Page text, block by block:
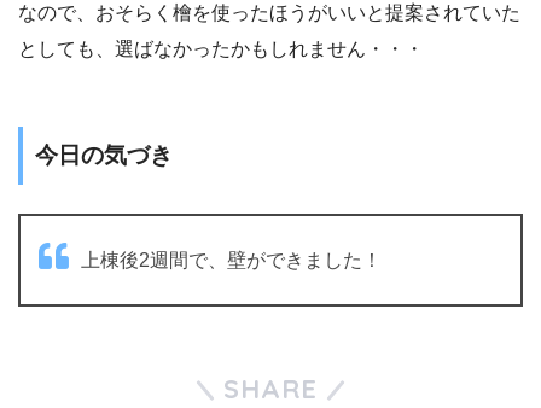
なので、おそらく檜を使ったほうがいいと提案されていた
としても、選ばなかったかもしれません・・・
今日の気づき
上棟後2週間で、壁ができました！
SHARE